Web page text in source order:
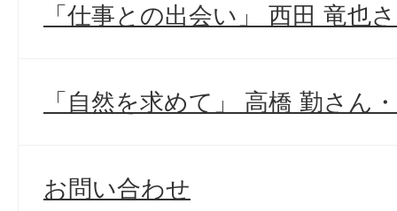
「仕事との出会い」 西田 竜也
「自然を求めて」 高橋 勤さん
お問い合わせ